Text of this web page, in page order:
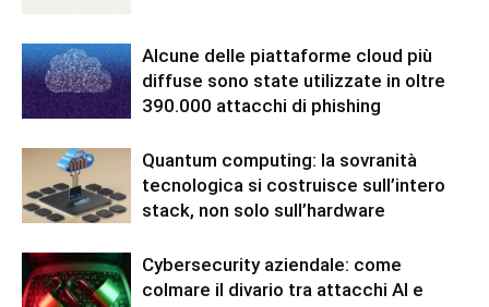
Alcune delle piattaforme cloud più
diffuse sono state utilizzate in oltre
390.000 attacchi di phishing
Quantum computing: la sovranità
tecnologica si costruisce sull’intero
stack, non solo sull’hardware
Cybersecurity aziendale: come
colmare il divario tra attacchi AI e